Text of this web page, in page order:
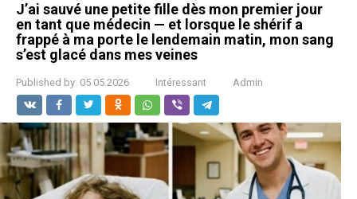
J’ai sauvé une petite fille dès mon premier jour
en tant que médecin — et lorsque le shérif a
frappé à ma porte le lendemain matin, mon sang
s’est glacé dans mes veines
Published by: 05.05.2026 Intéressant Admin